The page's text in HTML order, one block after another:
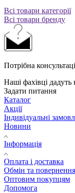
Всі товари категорії
Всі товари бренду
Потрібна
Наші фахівці дадуть
Задати питання
Каталог
Акції
Індивідуальні
Новини
Інформація
Оплата і доставка
Обмін та повернення
Оптовим покупцям
Допомога